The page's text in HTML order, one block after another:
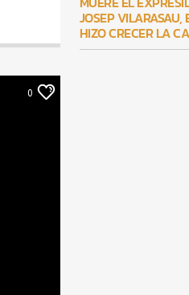
0
JOSEP VILARASAU,
HIZO CRECER LA